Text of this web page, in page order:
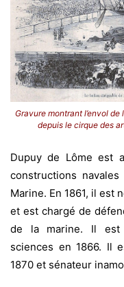
Gravure montrant l’envol
depuis le cirque des
Dupuy de Lôme est
constructions
Marine. En 1861, il est
et est chargé de
de la marine. Il est
sciences en 1866. Il
1870 et sénateur